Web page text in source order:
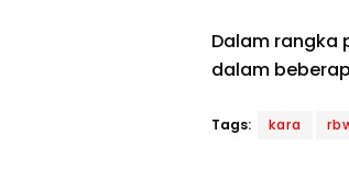
Dalam rangka
dalam
Tags: kara